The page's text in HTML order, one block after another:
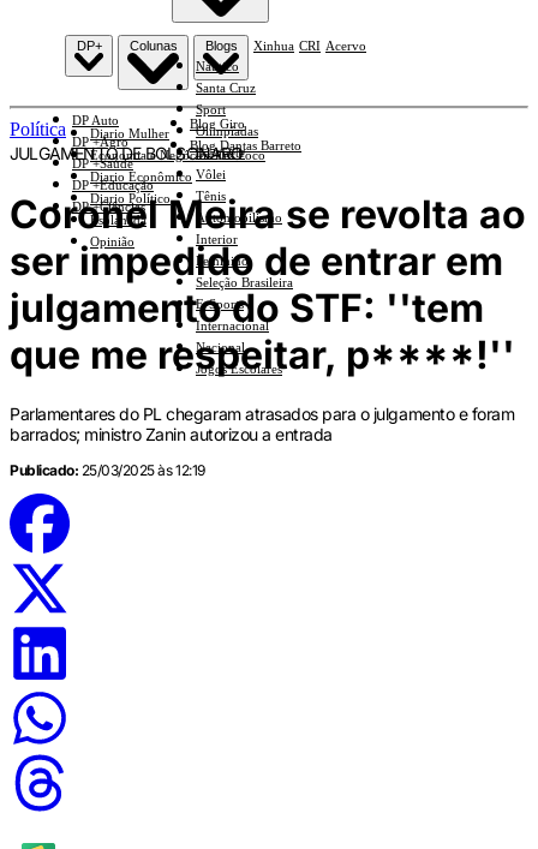
Náutico
Santa Cruz
Sport
Olimpíadas
Basquete
Vôlei
Tênis
Automobilismo
Interior
Feminino
Seleção Brasileira
E-Sports
Internacional
Nacional
Jogos Escolares
DP+
DP Auto
DP +Agro
DP +Saúde
DP +Educação
DP +Ciências
Colunas
Diario Mulher
Economia e Negócios Em Foco
Diario Econômico
Diario Político
Esplanada
Opinião
Blogs
Blog Giro
Blog Dantas Barreto
Xinhua CRI Acervo
Política
JULGAMENTO DE BOLSONARO
Coronel Meira se revolta ao
ser impedido de entrar em
julgamento do STF: ''tem
que me respeitar, p****!''
Parlamentares do PL chegaram atrasados para o julgamento e foram
barrados; ministro Zanin autorizou a entrada
Publicado: 25/03/2025 às 12:19